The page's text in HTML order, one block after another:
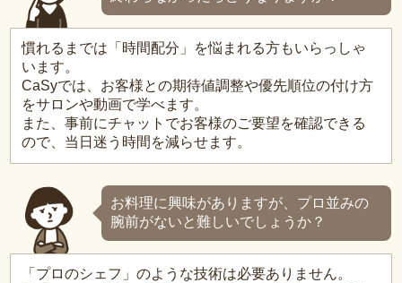
慣れるまでは「時間配分」を悩まれる方もいらっしゃ
います。
CaSyでは、お客様との期待値調整や優先順位の付け方
をサロンや動画で学べます。
また、事前にチャットでお客様のご要望を確認できる
ので、当日迷う時間を減らせます。
お料理に興味がありますが、プロ並みの
腕前がないと難しいでしょうか？
「プロのシェフ」のような技術は必要ありません。